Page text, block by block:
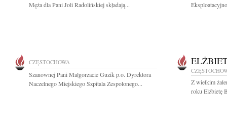
Męża dla Pani Joli Radolińskiej składają...
CZĘSTOCHOWA
Szanownej Pani Małgorzacie Guzik p.o. Dyrektora
Naczelnego Miejskiego Szpitala Zespolonego...
Z wielkim
roku Elżbietę